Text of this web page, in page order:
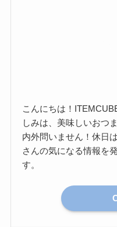
こんにちは！
しみは、美味しいおつ
内外問いません！休日
さんの気になる情報を
す。